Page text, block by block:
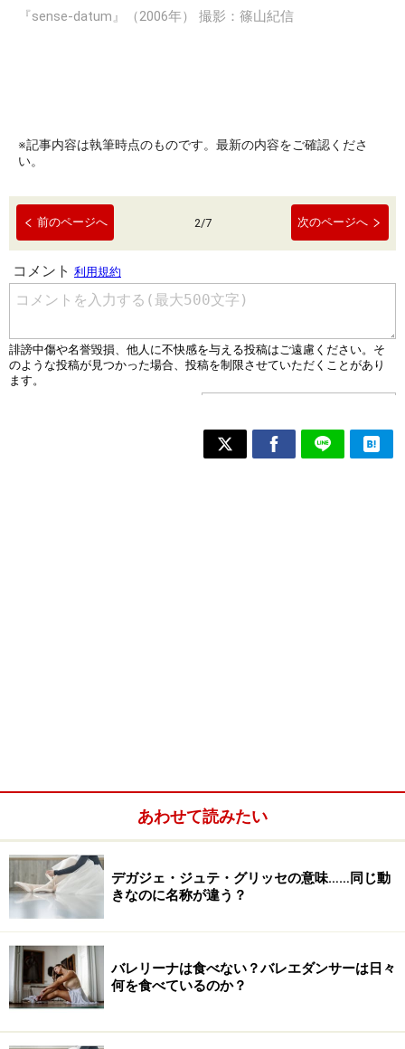
『sense-datum』（2006年） 撮影：篠山紀信
※記事内容は執筆時点のものです。最新の内容をご確認くださ
い。
前のページへ 2/7 次のページへ
あわせて読みたい
デガジェ・ジュテ・グリッセの意味……同じ動
きなのに名称が違う？
バレリーナは食べない？バレエダンサーは日々
何を食べているのか？